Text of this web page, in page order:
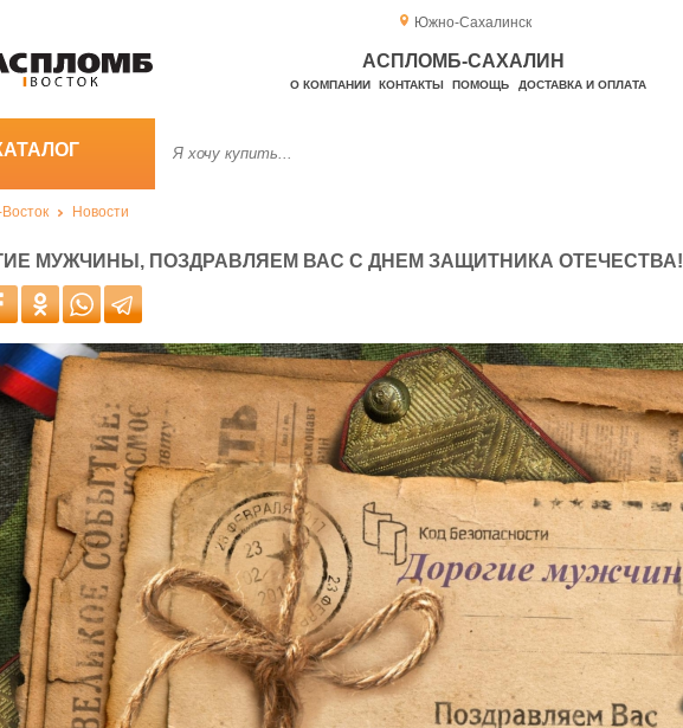
Южно-Сахалинск
АСПЛОМБ-САХАЛИН
О КОМПАНИИ КОНТАКТЫ ПОМОЩЬ ДОСТАВКА И ОПЛАТА
Новости
МУЖЧИНЫ, ПОЗДРАВЛЯЕМ ВАС С ДНЕМ ЗАЩИТНИКА ОТЕЧЕСТВА!